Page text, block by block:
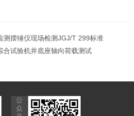
测摆锤仪现场检测JGJ/T 299标准
合试验机井底座轴向荷载测试
公
众